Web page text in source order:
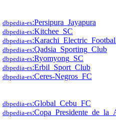
dbpedia-es:Persipura_Jayapura
dbpedia-es:Kitchee_SC
dbpedia-es
dbpedia-es:Qadsia_Sporting_Club
dbpedia-es:Ryomyong_SC
dbpedia-es:Erbil_Sport_Club
dbpedia-es:Ceres-Negros_FC
dbpedia-es:Global_Cebu_FC
dbpedia-es